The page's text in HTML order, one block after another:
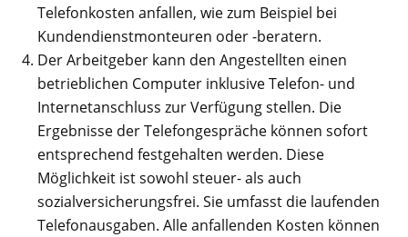
Telefonkosten anfallen, wie zum Beispiel bei
Kundendienstmonteuren oder -beratern.
Der Arbeitgeber kann den Angestellten einen
betrieblichen Computer inklusive Telefon- und
Internetanschluss zur Verfügung stellen. Die
Ergebnisse der Telefongespräche können sofort
entsprechend festgehalten werden. Diese
Möglichkeit ist sowohl steuer- als auch
sozialversicherungsfrei. Sie umfasst die laufenden
Telefonausgaben. Alle anfallenden Kosten können